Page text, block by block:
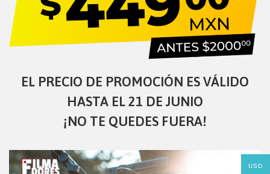
EL PRECIO DE PROMOCIÓN ES VÁLIDO
HASTA EL21 DE JUNIO
¡NO TE QUEDES FUERA!
USD